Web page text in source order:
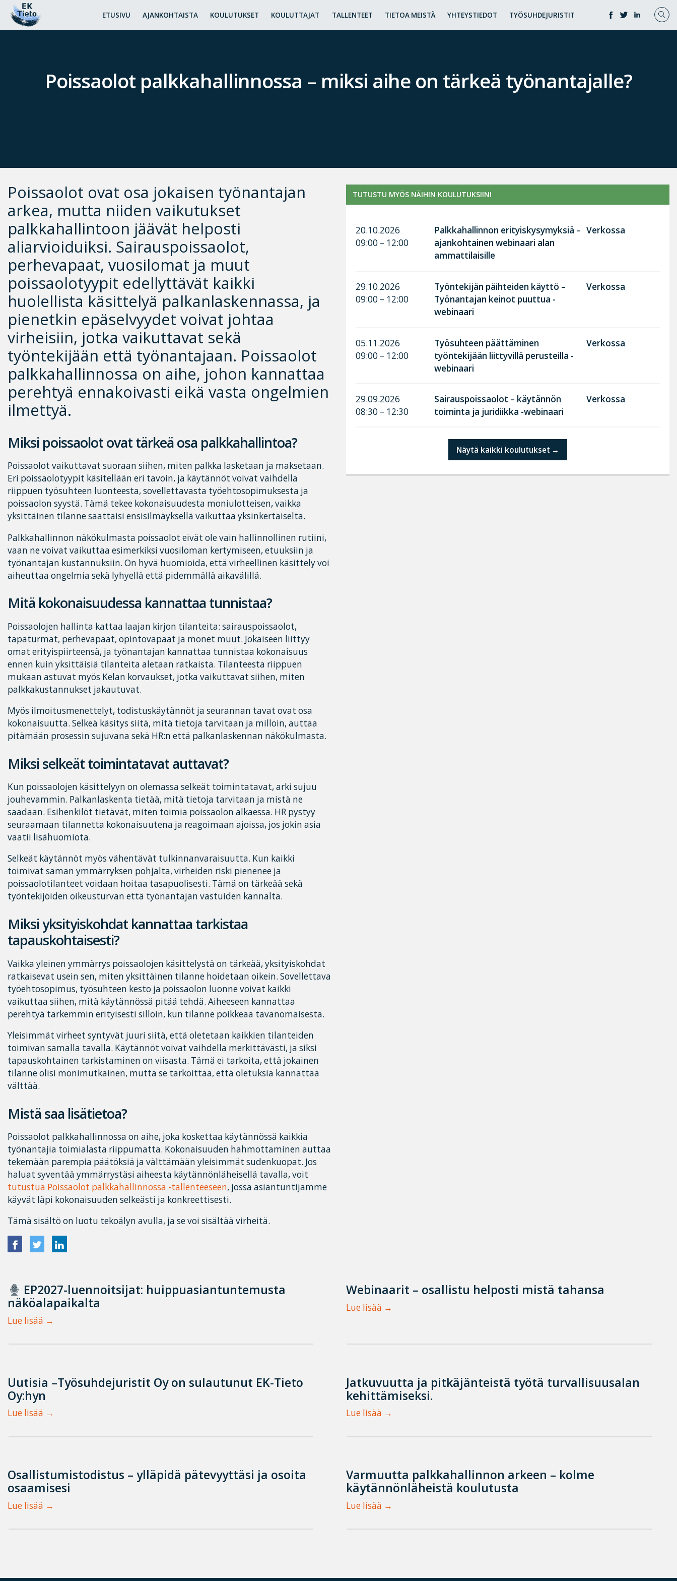
ETUSIVU AJANKOHTAISTA KOULUTUKSET KOULUTTAJAT TALLENTEET TIETOA MEISTÄ YHTEYSTIEDOT TYÖSUHDEJURISTIT
Poissaolot palkkahallinnossa – miksi aihe on tärkeä työnantajalle?
Poissaolot ovat osa jokaisen työnantajan
arkea, mutta niiden vaikutukset
palkkahallintoon jäävät helposti
aliarvioiduiksi. Sairauspoissaolot,
perhevapaat, vuosilomat ja muut
poissaolotyypit edellyttävät kaikki
huolellista käsittelyä palkanlaskennassa, ja
pienetkin epäselvyydet voivat johtaa
virheisiin, jotka vaikuttavat sekä
työntekijään että työnantajaan. Poissaolot
palkkahallinnossa on aihe, johon kannattaa
perehtyä ennakoivasti eikä vasta ongelmien
ilmettyä.
Miksi poissaolot ovat tärkeä osa palkkahallintoa?
Poissaolot vaikuttavat suoraan siihen, miten palkka lasketaan ja maksetaan.
Eri poissaolotyypit käsitellään eri tavoin, ja käytännöt voivat vaihdella
riippuen työsuhteen luonteesta, sovellettavasta työehtosopimuksesta ja
poissaolon syystä. Tämä tekee kokonaisuudesta moniulotteisen, vaikka
yksittäinen tilanne saattaisi ensisilmäyksellä vaikuttaa yksinkertaiselta.
Palkkahallinnon näkökulmasta poissaolot eivät ole vain hallinnollinen rutiini,
vaan ne voivat vaikuttaa esimerkiksi vuosiloman kertymiseen, etuuksiin ja
työnantajan kustannuksiin. On hyvä huomioida, että virheellinen käsittely voi
aiheuttaa ongelmia sekä lyhyellä että pidemmällä aikavälillä.
Mitä kokonaisuudessa kannattaa tunnistaa?
Poissaolojen hallinta kattaa laajan kirjon tilanteita: sairauspoissaolot,
tapaturmat, perhevapaat, opintovapaat ja monet muut. Jokaiseen liittyy
omat erityispiirteensä, ja työnantajan kannattaa tunnistaa kokonaisuus
ennen kuin yksittäisiä tilanteita aletaan ratkaista. Tilanteesta riippuen
mukaan astuvat myös Kelan korvaukset, jotka vaikuttavat siihen, miten
palkkakustannukset jakautuvat.
Myös ilmoitusmenettelyt, todistuskäytännöt ja seurannan tavat ovat osa
kokonaisuutta. Selkeä käsitys siitä, mitä tietoja tarvitaan ja milloin, auttaa
pitämään prosessin sujuvana sekä HR:n että palkanlaskennan näkökulmasta.
Miksi selkeät toimintatavat auttavat?
Kun poissaolojen käsittelyyn on olemassa selkeät toimintatavat, arki sujuu
jouhevammin. Palkanlaskenta tietää, mitä tietoja tarvitaan ja mistä ne
saadaan. Esihenkilöt tietävät, miten toimia poissaolon alkaessa. HR pystyy
seuraamaan tilannetta kokonaisuutena ja reagoimaan ajoissa, jos jokin asia
vaatii lisähuomiota.
Selkeät käytännöt myös vähentävät tulkinnanvaraisuutta. Kun kaikki
toimivat saman ymmärryksen pohjalta, virheiden riski pienenee ja
poissaolotilanteet voidaan hoitaa tasapuolisesti. Tämä on tärkeää sekä
työntekijöiden oikeusturvan että työnantajan vastuiden kannalta.
Miksi yksityiskohdat kannattaa tarkistaa
tapauskohtaisesti?
Vaikka yleinen ymmärrys poissaolojen käsittelystä on tärkeää, yksityiskohdat
ratkaisevat usein sen, miten yksittäinen tilanne hoidetaan oikein. Sovellettava
työehtosopimus, työsuhteen kesto ja poissaolon luonne voivat kaikki
vaikuttaa siihen, mitä käytännössä pitää tehdä. Aiheeseen kannattaa
perehtyä tarkemmin erityisesti silloin, kun tilanne poikkeaa tavanomaisesta.
Yleisimmät virheet syntyvät juuri siitä, että oletetaan kaikkien tilanteiden
toimivan samalla tavalla. Käytännöt voivat vaihdella merkittävästi, ja siksi
tapauskohtainen tarkistaminen on viisasta. Tämä ei tarkoita, että jokainen
tilanne olisi monimutkainen, mutta se tarkoittaa, että oletuksia kannattaa
välttää.
Mistä saa lisätietoa?
Poissaolot palkkahallinnossa on aihe, joka koskettaa käytännössä kaikkia
työnantajia toimialasta riippumatta. Kokonaisuuden hahmottaminen auttaa
tekemään parempia päätöksiä ja välttämään yleisimmät sudenkuopat. Jos
haluat syventää ymmärrystäsi aiheesta käytännönläheisellä tavalla, voit
tutustua Poissaolot palkkahallinnossa -tallenteeseen, jossa asiantuntijamme
käyvät läpi kokonaisuuden selkeästi ja konkreettisesti.
Tämä sisältö on luotu tekoälyn avulla, ja se voi sisältää virheitä.
TUTUSTU MYÖS NÄIHIN KOULUTUKSIIN!
20.10.2026
09:00 – 12:00
Palkkahallinnon erityiskysymyksiä –
ajankohtainen webinaari alan
ammattilaisille
Verkossa
29.10.2026
09:00 – 12:00
Työntekijän päihteiden käyttö –
Työnantajan keinot puuttua -
webinaari
Verkossa
05.11.2026
09:00 – 12:00
Työsuhteen päättäminen
työntekijään liittyvillä perusteilla -
webinaari
Verkossa
29.09.2026
08:30 – 12:30
Sairauspoissaolot – käytännön
toiminta ja juridiikka -webinaari
Verkossa
Näytä kaikki koulutukset
EP2027-luennoitsijat: huippuasiantuntemusta
näköalapaikalta
Lue lisää
Webinaarit – osallistu helposti mistä tahansa
Lue lisää
Uutisia –Työsuhdejuristit Oy on sulautunut EK-Tieto
Oy:hyn
Lue lisää
Jatkuvuutta ja pitkäjänteistä työtä turvallisuusalan
kehittämiseksi.
Lue lisää
Osallistumistodistus – ylläpidä pätevyyttäsi ja osoita
osaamisesi
Lue lisää
Varmuutta palkkahallinnon arkeen – kolme
käytännönläheistä koulutusta
Lue lisää